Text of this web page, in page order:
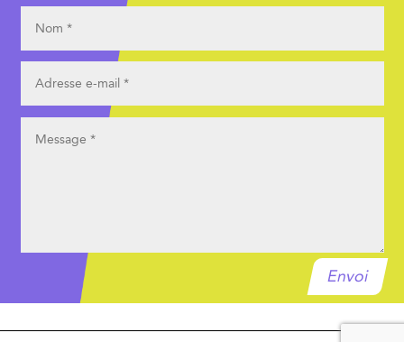
Envoi